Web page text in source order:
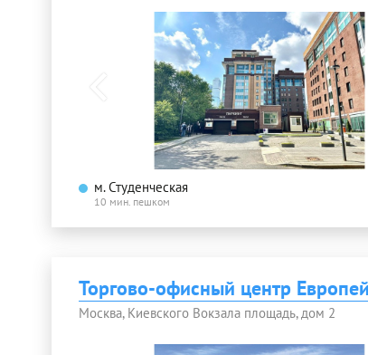
м. Студенческая
10 мин. пешком
Торгово-офисный центр
Москва, Киевского Вокзала площадь, дом 2